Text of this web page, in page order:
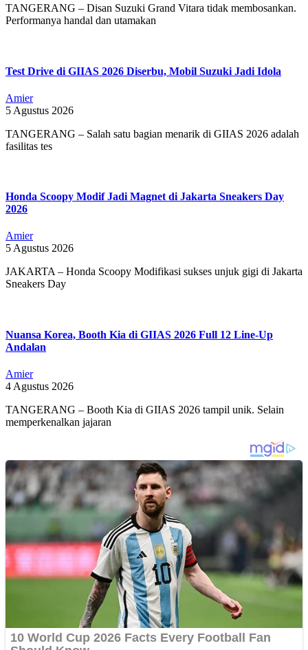
TANGERANG – Disan Suzuki Grand Vitara tidak membosankan.
Performanya handal dan utamakan
Test Drive di GIIAS 2026 Diserbu, Mobil Suzuki Jadi Idola
Amier
5 Agustus 2026
TANGERANG – Salah satu bagian menarik di GIIAS 2026 adalah
fasilitas tes
Honda Scoopy Modif Jadi Magnet di Jakarta Sneakers Day
2026
Amier
5 Agustus 2026
JAKARTA – Honda Scoopy Modifikasi sukses unjuk gigi di Jakarta
Sneakers Day
Nuansa Korea, Booth Kia di GIIAS 2026 Full 12 Line-Up
Andalan
Amier
4 Agustus 2026
TANGERANG – Booth Kia di GIIAS 2026 tampil unik. Selain
memperkenalkan jajaran